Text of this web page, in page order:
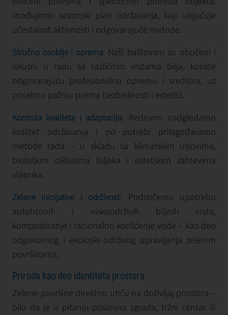
izrađujemo sezonski plan održavanja, koji uključuje
učestalost aktivnosti i odgovarajuće metode.
Stručno osoblje i oprema: Naši baštovani su obučeni i
iskusni u radu sa različitim vrstama bilja, koriste
odgovarajuću profesionalnu opremu i sredstva, uz
posebnu pažnju prema bezbednosti i estetici.
Kontrola kvaliteta i adaptacija: Redovno nadgledamo
kvalitet održavanja i po potrebi prilagođavamo
metode rada – u skladu sa klimatskim uslovima,
biološkim ciklusima biljaka i estetskim zahtevima
vlasnika.
Zelene inicijative i održivost: Podstičemo upotrebu
autohtonih i niskoodrživih biljnih vrsta,
kompostiranje i racionalno korišćenje vode – kao deo
odgovornog i ekološki održivog upravljanja zelenim
površinama.
Priroda kao deo identiteta prostora
Zelene površine direktno utiču na doživljaj prostora –
bilo da je u pitanju poslovna zgrada, tržni centar ili